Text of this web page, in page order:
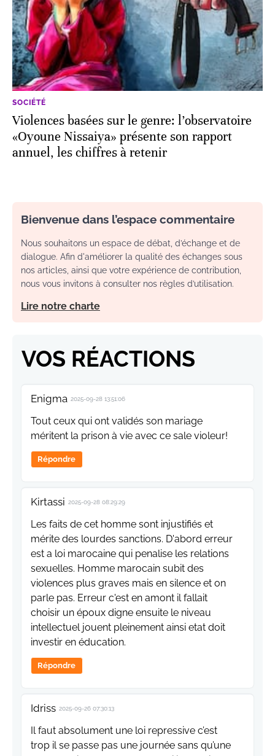
SOCIÉTÉ
Violences basées sur le genre: l’observatoire
«Oyoune Nissaiya» présente son rapport
annuel, les chiffres à retenir
Bienvenue dans l’espace commentaire
Nous souhaitons un espace de débat, d’échange et de
dialogue. Afin d'améliorer la qualité des échanges sous
nos articles, ainsi que votre expérience de contribution,
nous vous invitons à consulter nos règles d’utilisation.
Lire notre charte
VOS RÉACTIONS
Enigma 2025-09-28 13:51:06
Tout ceux qui ont validés son mariage
méritent la prison à vie avec ce sale violeur!
Répondre
Kirtassi 2025-09-28 08:29:29
Les faits de cet homme sont injustifiés et
mérite des lourdes sanctions. D'abord erreur
est a loi marocaine qui penalise les relations
sexuelles. Homme marocain subit des
violences plus graves mais en silence et on
parle pas. Erreur c'est en amont il fallait
choisir un époux digne ensuite le niveau
intellectuel jouent pleinement ainsi etat doit
investir en éducation.
Répondre
Idriss 2025-09-26 07:30:13
Il faut absolument une loi repressive c’est
trop il se passe pas une journée sans qu’une